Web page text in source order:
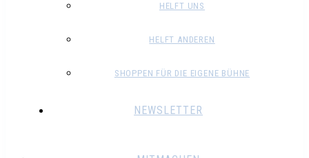
HELFT UNS
HELFT ANDEREN
SHOPPEN FÜR DIE EIGENE BÜHNE
NEWSLETTER